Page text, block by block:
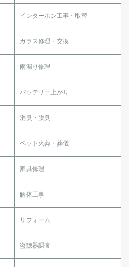
インターホン工事・取替
ガラス修理・交換
雨漏り修理
バッテリー上がり
消臭・脱臭
ペット火葬・葬儀
家具修理
解体工事
リフォーム
盗聴器調査